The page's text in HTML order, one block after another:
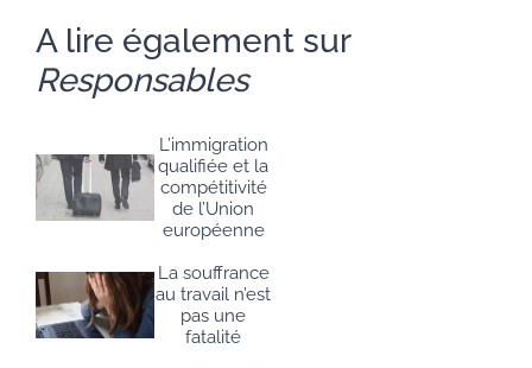
A lire également sur
Responsables
L’immigration
qualifiée et la
compétitivité
de l’Union
européenne
La souffrance
au travail n’est
pas une
fatalité